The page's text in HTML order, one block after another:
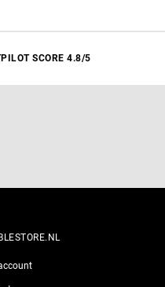
SCORE 4.8/5